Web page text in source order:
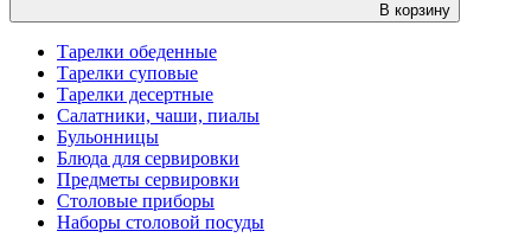
В корзину
Тарелки обеденные
Тарелки суповые
Тарелки десертные
Салатники, чаши, пиалы
Бульонницы
Блюда для сервировки
Предметы сервировки
Столовые приборы
Наборы столовой посуды